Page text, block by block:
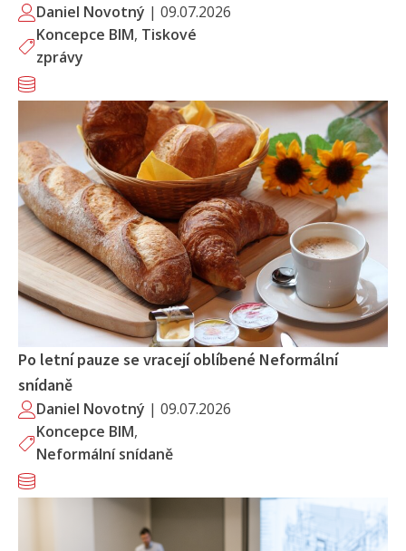
Daniel Novotný | 09.07.2026
Koncepce BIM, Tiskové
zprávy
Po letní pauze se vracejí oblíbené Neformální
snídaně
Daniel Novotný | 09.07.2026
Koncepce BIM,
Neformální snídaně